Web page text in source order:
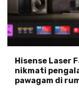
Hisense Laser
nikmati
pawagam di